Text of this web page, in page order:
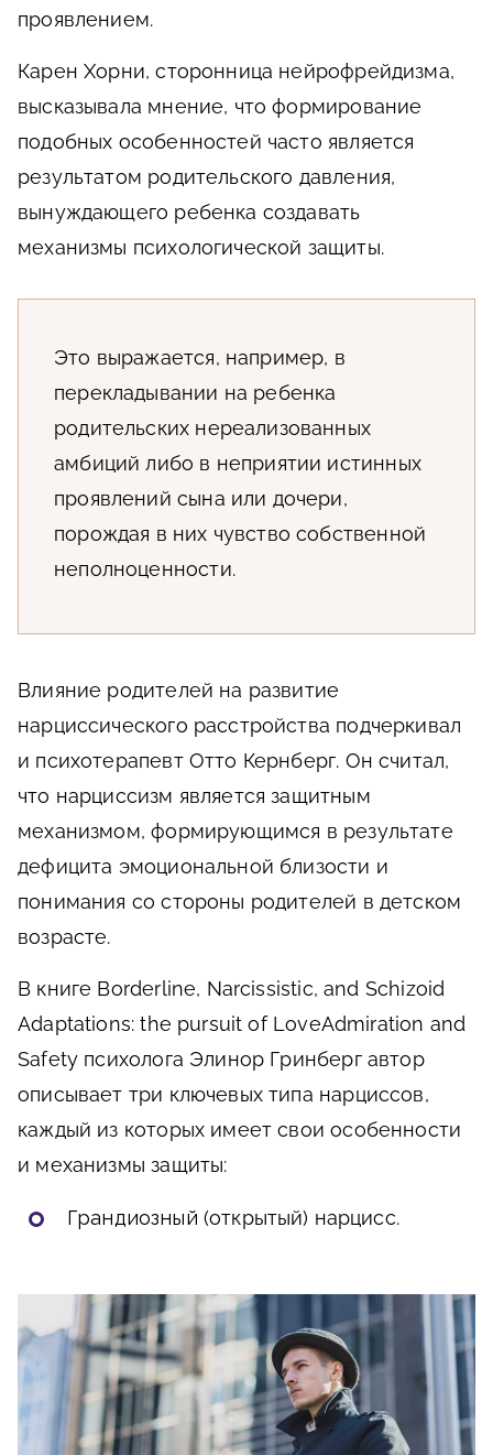
проявлением.
Карен Хорни, сторонница нейрофрейдизма,
высказывала мнение, что формирование
подобных особенностей часто является
результатом родительского давления,
вынуждающего ребенка создавать
механизмы психологической защиты.
Это выражается, например, в
перекладывании на ребенка
родительских нереализованных
амбиций либо в неприятии истинных
проявлений сына или дочери,
порождая в них чувство собственной
неполноценности.
Влияние родителей на развитие
нарциссического расстройства подчеркивал
и психотерапевт Отто Кернберг. Он считал,
что нарциссизм является защитным
механизмом, формирующимся в результате
дефицита эмоциональной близости и
понимания со стороны родителей в детском
возрасте.
В книге Borderline, Narcissistic, and Schizoid
Adaptations: the pursuit of LoveAdmiration and
Safety психолога Элинор Гринберг автор
описывает три ключевых типа нарциссов,
каждый из которых имеет свои особенности
и механизмы защиты:
Грандиозный (открытый) нарцисс.